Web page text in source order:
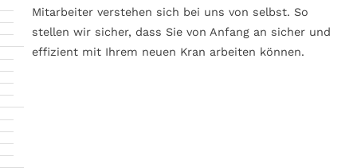
Mitarbeiter verstehen sich bei uns von selbst. So
stellen wir sicher, dass Sie von Anfang an sicher und
effizient mit Ihrem neuen Kran arbeiten können.